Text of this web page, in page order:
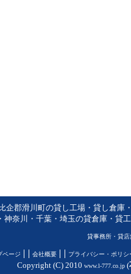
比企郡滑川町の貸し工場・貸し倉庫
神奈川・千葉・埼玉の貸倉庫・貸
貸事務所・貸店
ページ 会社概要 プライバシー・ポリシ
Copyright (C) 2010 www.l-777.co.jp(